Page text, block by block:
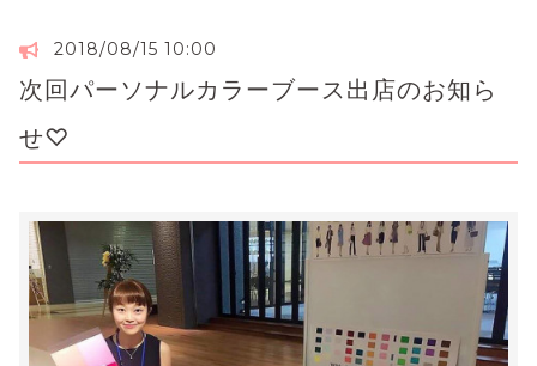
2018/08/15 10:00
次回パーソナルカラーブース出店のお知ら
せ♡